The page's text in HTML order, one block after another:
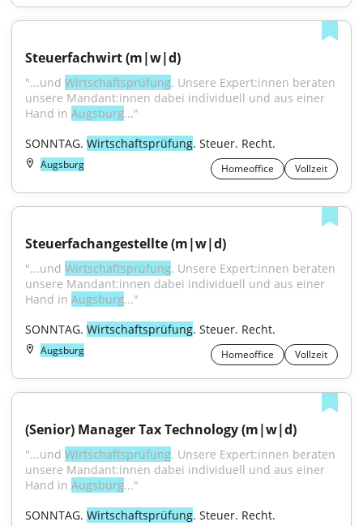
Steuerfachwirt (m|w|d)
"...und Wirtschaftsprüfung. Unsere Expert:innen beraten
unsere Mandant:innen dabei individuell und aus einer
Hand in Augsburg..."
SONNTAG. Wirtschaftsprüfung. Steuer. Recht.
Augsburg Homeoffice Vollzeit
Steuerfachangestellte (m|w|d)
"...und Wirtschaftsprüfung. Unsere Expert:innen beraten
unsere Mandant:innen dabei individuell und aus einer
Hand in Augsburg..."
SONNTAG. Wirtschaftsprüfung. Steuer. Recht.
Augsburg Homeoffice Vollzeit
(Senior) Manager Tax Technology (m|w|d)
"...und Wirtschaftsprüfung. Unsere Expert:innen beraten
unsere Mandant:innen dabei individuell und aus einer
Hand in Augsburg..."
SONNTAG. Wirtschaftsprüfung. Steuer. Recht.